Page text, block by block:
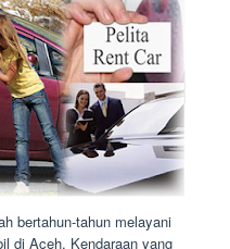
bertahun-tahun melayani
di Aceh. Kendaraan yang